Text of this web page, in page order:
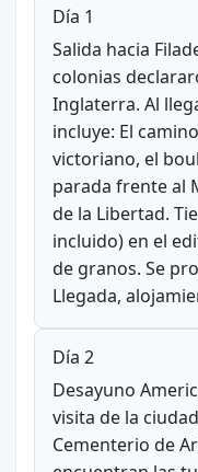
Día 1
Salida hacia
colonias
Inglaterra. Al
incluye: El
victoriano, el
parada frente al
de la Libertad.
incluido) en el
de granos. Se
Llegada,
Día 2
Desayuno
visita de la
Cementerio de